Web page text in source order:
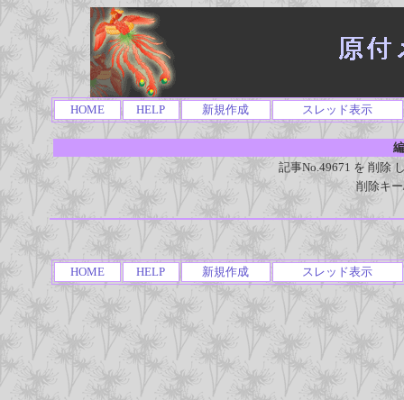
HOME HELP 新規作成 スレッド表示
記事No.49671 を 削除
削除キ
HOME HELP 新規作成 スレッド表示